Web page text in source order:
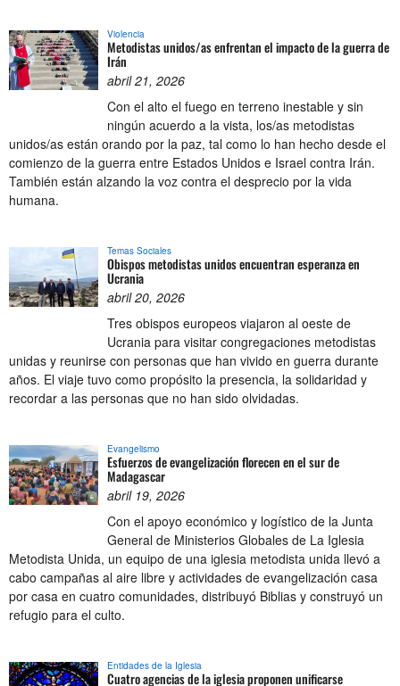
Violencia
Metodistas unidos/as enfrentan el impacto de la guerra de
Irán
abril 21, 2026
Con el alto el fuego en terreno inestable y sin
ningún acuerdo a la vista, los/as metodistas
unidos/as están orando por la paz, tal como lo han hecho desde el
comienzo de la guerra entre Estados Unidos e Israel contra Irán.
También están alzando la voz contra el desprecio por la vida
humana.
Temas Sociales
Obispos metodistas unidos encuentran esperanza en
Ucrania
abril 20, 2026
Tres obispos europeos viajaron al oeste de
Ucrania para visitar congregaciones metodistas
unidas y reunirse con personas que han vivido en guerra durante
años. El viaje tuvo como propósito la presencia, la solidaridad y
recordar a las personas que no han sido olvidadas.
Evangelismo
Esfuerzos de evangelización florecen en el sur de
Madagascar
abril 19, 2026
Con el apoyo económico y logístico de la Junta
General de Ministerios Globales de La Iglesia
Metodista Unida, un equipo de una iglesia metodista unida llevó a
cabo campañas al aire libre y actividades de evangelización casa
por casa en cuatro comunidades, distribuyó Biblias y construyó un
refugio para el culto.
Entidades de la Iglesia
Cuatro agencias de la iglesia proponen unificarse